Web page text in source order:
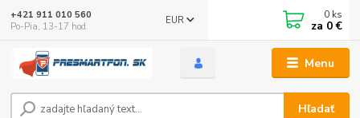
Menu
EUR
Hľadať
+421 911 010 560
Po-Pia, 13-17 hod.
0 ks
za 0 €